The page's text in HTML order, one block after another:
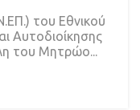
του Εθνικού
Αυτοδιοίκησης
του Μητρώο...